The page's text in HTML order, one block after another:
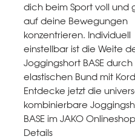
dich beim Sport voll und
auf deine Bewegungen
konzentrieren. Individuell
einstellbar ist die Weite
Joggingshort BASE
elastischen Bund mit
Entdecke jetzt die
kombinierbare
BASE im JAKO
Details